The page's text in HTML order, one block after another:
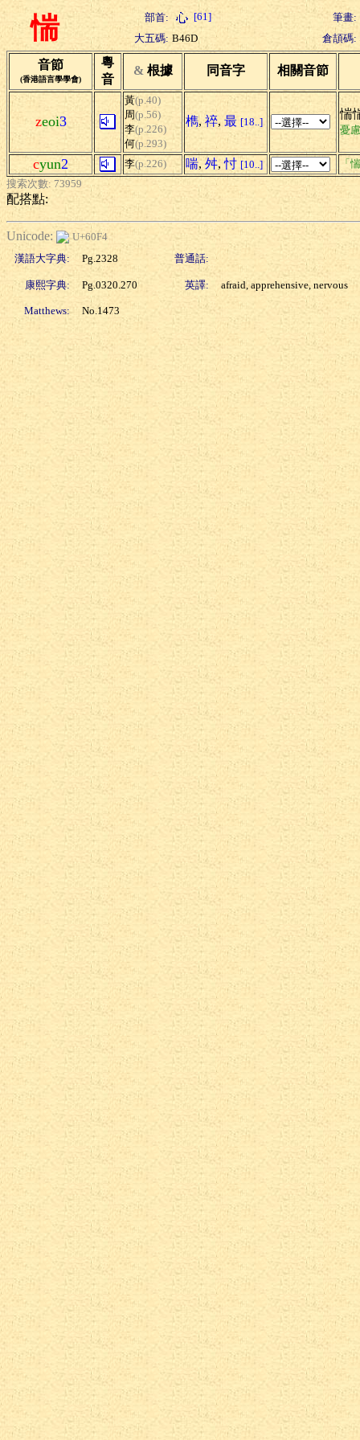
惴 部首: [61]
筆畫:
大五碼: B46D 倉頡碼:
音節
(香港語言學學會)
粵
音
& 根據 同音字 相關音節
zeoi3
黃(p.40)
周(p.56)
李(p.226)
何(p.293)
檇, 祽, 最 [18..]
惴
憂
cyun2 李(p.226) 喘, 舛,忖 [10..]
「
搜索次數: 73959
配搭點:
Unicode:
U+60F4
漢語大字典:
Pg.2328 普通話:
康熙字典: Pg.0320.270 英譯: afraid, apprehensive, nervous
Matthews: No.1473